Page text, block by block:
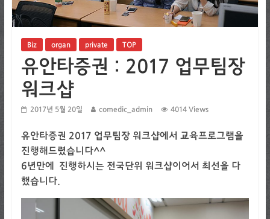
Biz organ private TOP
유안타증권 : 2017 업무팀장
워크샵
2017년 5월 20일 comedic_admin 4014 Views
유안타증권 2017 업무팀장 워크샵에서 교육프로그램을
진행해드렸습니다^^
6년만에 진행하시는 전국단위 워크샵이어서 최선을 다
했습니다.